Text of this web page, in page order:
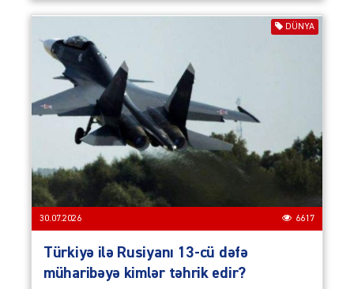
DÜNYA
30.07.2026 6617
Türkiyə ilə Rusiyanı 13-cü dəfə
müharibəyə kimlər təhrik edir?